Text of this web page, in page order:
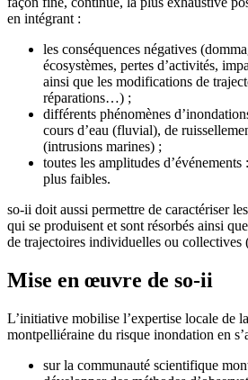
en intégrant :
les conséquences négatives
écosystèmes, pertes d’activités,
ainsi que les modifications de
réparations…) ;
différents phénomènes
cours d’eau (fluvial), de
(intrusions marines) ;
toutes les amplitudes
plus faibles.
so-ii doit aussi permettre de caractériser
qui se produisent et sont résorbés ainsi
de trajectoires individuelles ou collectives
Mise en œuvre de so-ii
L’initiative mobilise l’expertise locale de
montpelliéraine du risque inondation en
sur la communauté scientifique